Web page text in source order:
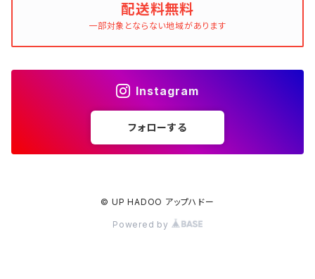
配送料無料
一部対象とならない地域があります
Instagram
フォローする
© UP HADOO アップハドー
Powered by